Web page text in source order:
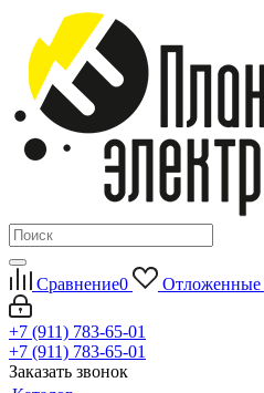
Сравнение0 Отложенные
+7 (911) 783-65-01
+7 (911) 783-65-01
Заказать звонок